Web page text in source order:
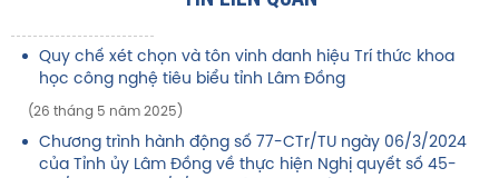
Quy chế xét chọn và tôn vinh danh hiệu Trí thức khoa
học công nghệ tiêu biểu tỉnh Lâm Đồng
(26 tháng 5 năm 2025)
Chương trình hành động số 77-CTr/TU ngày 06/3/2024
của Tỉnh ủy Lâm Đồng về thực hiện Nghị quyết số 45-